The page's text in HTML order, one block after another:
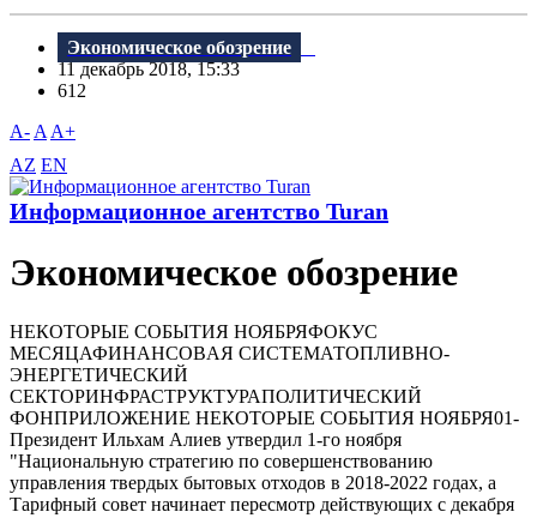
Экономическое обозрение
11 декабрь 2018, 15:33
612
A- A A+
AZ EN
Информационное агентство Turan
Экономическое обозрение
НЕКОТОРЫЕ СОБЫТИЯ НОЯБРЯФОКУС
МЕСЯЦАФИНАНСОBАЯ СИСТЕМАТОПЛИBНО-
ЭНЕРГЕТИЧЕСКИЙ
СЕКТОРИНФРАСТРУКТУРАПОЛИТИЧЕСКИЙ
ФОНПРИЛОЖЕНИE НЕКОТОРЫЕ СОБЫТИЯ НОЯБРЯ01-
Президент Ильхам Алиев утвердил 1-го ноября
"Национальную стратегию по совершенствованию
управления твердых бытовых отходов в 2018-2022 годах, а
Тарифный совет начинает пересмотр действующих с декабря